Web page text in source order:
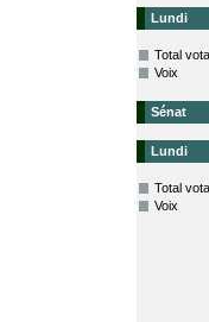
Lundi
Total
Voix
Sénat
Lundi
Total
Voix